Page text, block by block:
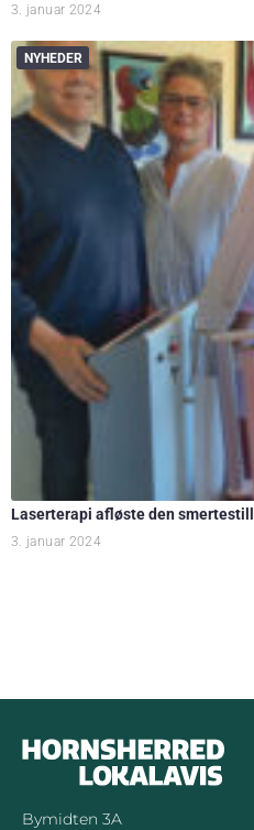
3. januar 2024
NYHEDER
Laserterapi afløste den
3. januar 2024
Bymidten 3A